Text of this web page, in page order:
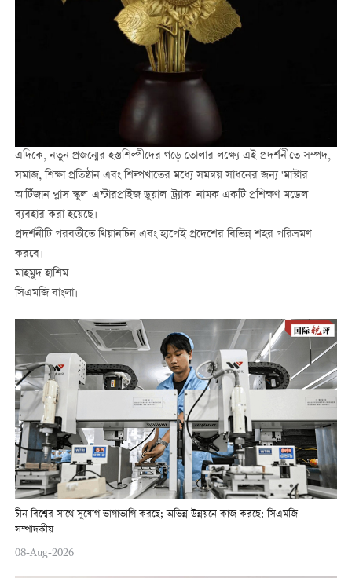
এদিকে, নতুন প্রজন্মের হস্তশিল্পীদের গড়ে তোলার লক্ষ্যে এই প্রদর্শনীতে সম্পদ,
সমাজ, শিক্ষা প্রতিষ্ঠান এবং শিল্পখাতের মধ্যে সমন্বয় সাধনের জন্য 'মাস্টার
আর্টিজান প্লাস স্কুল-এন্টারপ্রাইজ ডুয়াল-ট্র্যাক' নামক একটি প্রশিক্ষণ মডেল
ব্যবহার করা হয়েছে।
প্রদর্শনীটি পরবর্তীতে থিয়ানচিন এবং হ্যপেই প্রদেশের বিভিন্ন শহর পরিভ্রমণ
করবে।
মাহমুদ হাশিম
সিএমজি বাংলা।
চীন বিশ্বের সাথে সুযোগ ভাগাভাগি করছে; অভিন্ন উন্নয়নে কাজ করছে: সিএমজি
সম্পাদকীয়
08-Aug-2026